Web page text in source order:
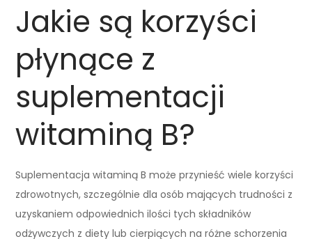
Jakie są korzyści
płynące z
suplementacji
witaminą B?
Suplementacja witaminą B może przynieść wiele korzyści
zdrowotnych, szczególnie dla osób mających trudności z
uzyskaniem odpowiednich ilości tych składników
odżywczych z diety lub cierpiących na różne schorzenia